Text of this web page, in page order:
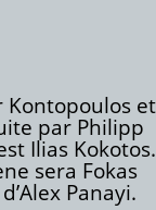
Kontopoulos et
par Philipp
Ilias Kokotos.
sera Fokas
Panayi.